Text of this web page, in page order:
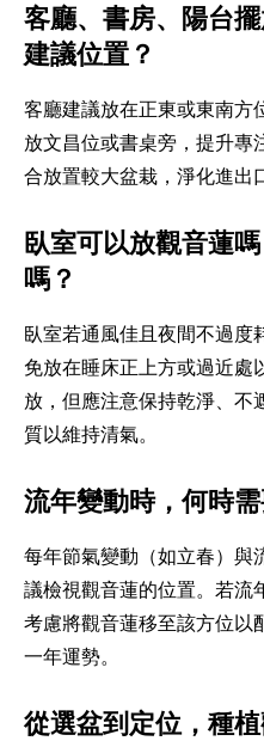
客廳、書房、陽台
建議位置？
客廳建議放在正東或東南方
放文昌位或書桌旁，提升專
合放置較大盆栽，淨化進出
臥室可以放觀音蓮
嗎？
臥室若通風佳且夜間不過度
免放在睡床正上方或過近處
放，但應注意保持乾淨、不
質以維持清氣。
流年變動時，何時
每年節氣變動（如立春）與
議檢視觀音蓮的位置。若流
考慮將觀音蓮移至該方位以
一年運勢。
從選盆到定位，種